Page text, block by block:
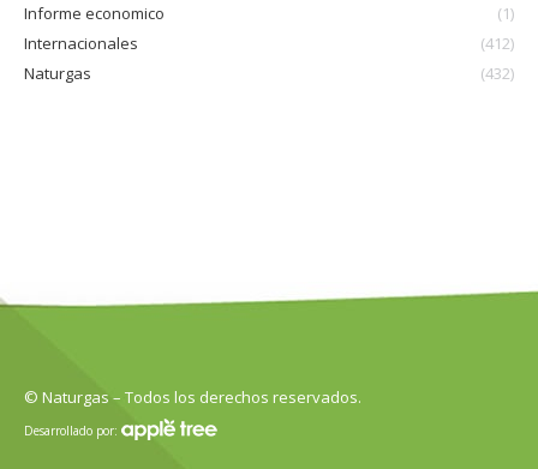
Informe economico
(1)
Internacionales
(412)
Naturgas
(432)
© Naturgas – Todos los derechos reservados.
Desarrollado por: